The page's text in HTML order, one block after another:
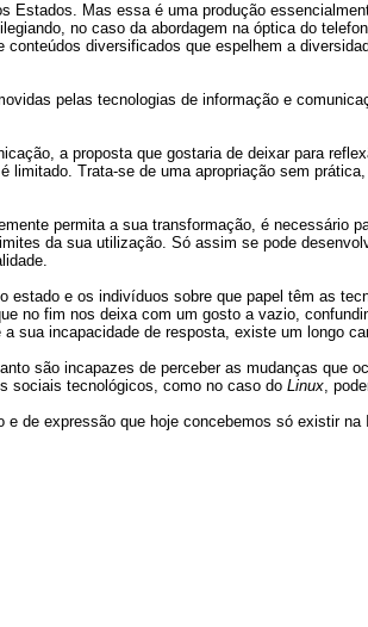
Mas essa é uma produção
no caso da abordagem na óptica do
diversificados que espelhem a
pelas tecnologias de informação e
a proposta que gostaria de deixar para
Trata-se de uma apropriação sem
permita a sua transformação, é necessário
da sua utilização. Só assim se pode
e os indivíduos sobre que papel têm as
no fim nos deixa com um gosto a vazio,
sua incapacidade de resposta, existe um longo
são incapazes de perceber as mudanças que
sociais tecnológicos, como no caso do Linux,
de expressão que hoje concebemos só existir